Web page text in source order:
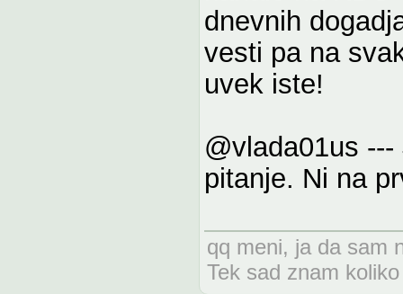
dnevnih
vesti pa na
uvek iste!
@vlada01us
pitanje. Ni na
qq meni, ja da sam
Tek sad znam